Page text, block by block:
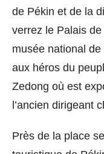
de Pékin et de la
verrez le Palais
musée national
aux héros du
Zedong où est
l’ancien dirigeant
Près de la place